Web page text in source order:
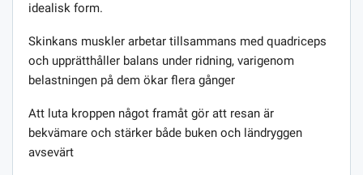
idealisk form.
Skinkans muskler arbetar tillsammans med quadriceps
och upprätthåller balans under ridning, varigenom
belastningen på dem ökar flera gånger
Att luta kroppen något framåt gör att resan är
bekvämare och stärker både buken och ländryggen
avsevärt